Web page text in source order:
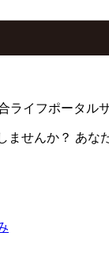
ライフポータル
ませんか？ あな